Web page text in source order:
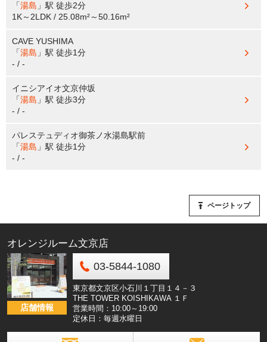
「湯島 」駅 徒歩2分
1K～2LDK / 25.08m²～50.16m²
CAVE YUSHIMA
「湯島 」駅 徒歩1分
- / -
イニシアイオ文京仲坂
「湯島 」駅 徒歩3分
- / -
パレステュディオ御茶ノ水湯島駅前
「湯島 」駅 徒歩1分
- / -
ページトップ
オレンジルーム文京店
店舗情報
03-5844-1080
東京都文京区小石川１丁目１４－３
THE TOWER KOISHIKAWA １Ｆ
営業時間：10:00～19:00
定休日：毎週水曜日